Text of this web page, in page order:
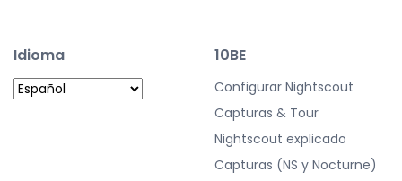
Idioma 10BE
Configurar Nightscout
Capturas & Tour
Nightscout explicado
Capturas (NS y Nocturne)